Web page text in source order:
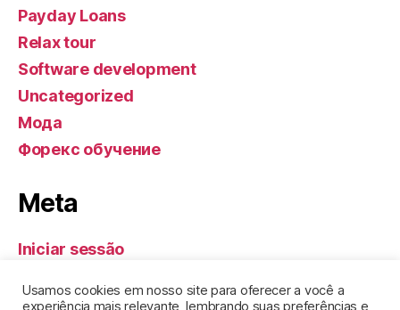
Payday Loans
Relax tour
Software development
Uncategorized
Мода
Форекс обучение
Meta
Iniciar sessão
Feed de comentários
Usamos cookies em nosso site para oferecer a você a
experiência mais relevante, lembrando suas preferências e